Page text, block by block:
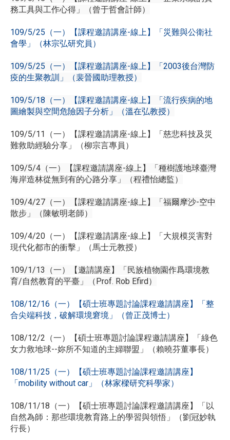
務工具與工作心得」（曾于哲會計師）
109/5/25（一）【課程邀請講座-線上】「災難與公衛社
會學」（林宗弘研究員）
109/5/25（一）【課程邀請講座-線上】「2003後台灣防
疫的生聚教訓」（裴晉國助理教授）
109/5/18（一）【課程邀請講座-線上】「流行疾病的地
圖繪製與空間危險因子分析」（溫在弘教授）
109/5/11（一）【課程邀請講座-線上】「慈悲科技及災
難救助經驗分享」（柳宗言專員）
109/5/4（一）【課程邀請講座-線上】「種樹護地球臺灣
海岸造林從無到有的心路分享」（程禮怡總監）
109/4/27（一）【課程邀請講座-線上】「福爾摩沙-空中
散步」（陳敏明老師）
109/4/20（一）【課程邀請講座-線上】「大規模災害對
現代化都市的衝擊」（馬士元教授）
109/1/13（一）【邀請講座】「民族植物園作爲環境教
育/自然教育的平臺」（Prof. Rob Efird）
108/12/16（一）【碩士班專題討論課程邀請講座】「整
合尖端科技，破解環境窘境」（曾正茂博士）
108/12/2（一）【碩士班專題討論課程邀請講座】「綠色
女力救地球--妳所不知道的主婦聯盟」（賴曉芬董事長）
108/11/25（一）【碩士班專題討論課程邀請講座】
「mobility without car」（林家樑研究科學家）
108/11/18（一）【碩士班專題討論課程邀請講座】「以
自然為師：那些環境教育路上的學習與領悟」（劉冠妙執
行長）